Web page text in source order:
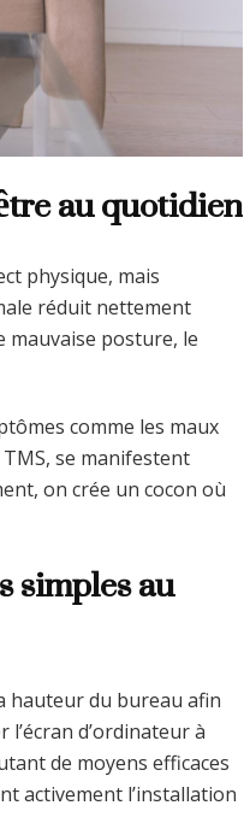
au quotidien
physique, mais
réduit nettement
mauvaise posture, le
comme les maux
se manifestent
on crée un cocon où
simples au
hauteur du bureau afin
d’ordinateur à
de moyens efficaces
activement l’installation